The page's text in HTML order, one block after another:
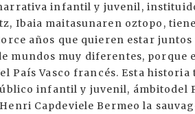
infantil y juvenil,
Ibaia maitasunaren oztopo,
años que quieren estar
mundos muy diferentes, porque
País Vasco francés. Esta
infantil y juvenil, ámbitodel
Capdeviele Bermeo la